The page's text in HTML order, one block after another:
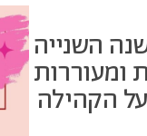
השנייה
ומעוררות
הקהילה